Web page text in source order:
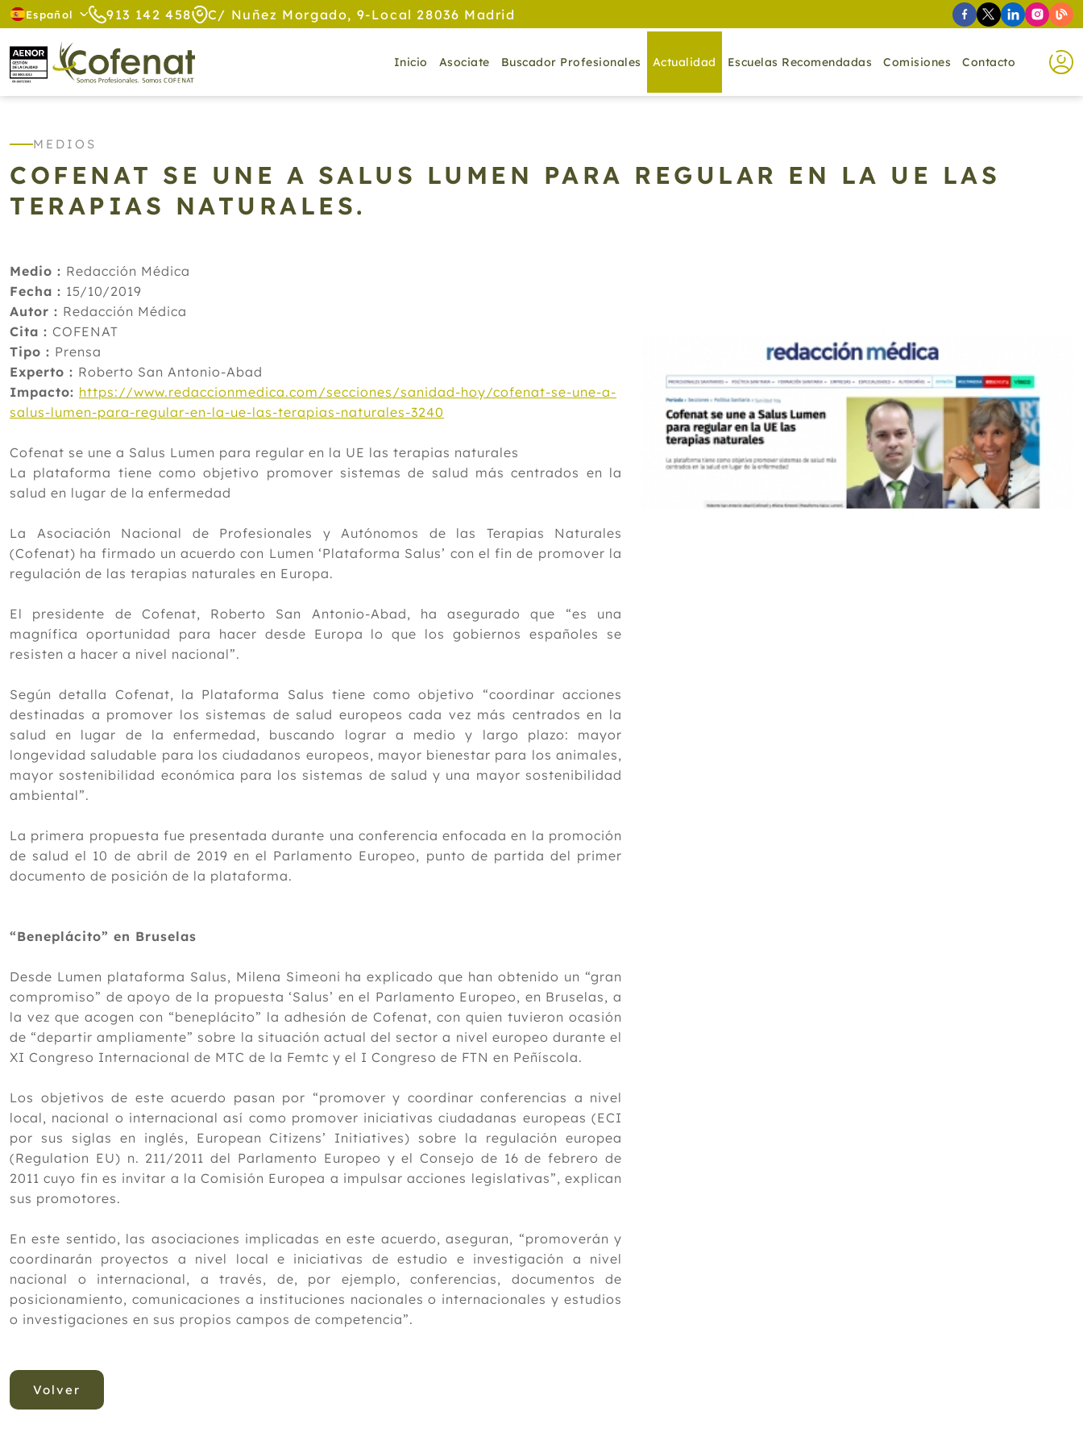
Español 913 142 458 C/ Nuñez Morgado, 9-Local 28036 Madrid
Inicio Asociate Buscador Profesionales Actualidad Escuelas Recomendadas Comisiones Contacto
MEDIOS
COFENAT SE UNE A SALUS LUMEN PARA REGULAR EN LA UE LAS
TERAPIAS NATURALES.
Medio : Redacción Médica
Fecha : 15/10/2019
Autor : Redacción Médica
Cita : COFENAT
Tipo : Prensa
Experto : Roberto San Antonio-Abad
Impacto: https://www.redaccionmedica.com/secciones/sanidad-hoy/cofenat-se-une-a-
salus-lumen-para-regular-en-la-ue-las-terapias-naturales-3240
Cofenat se une a Salus Lumen para regular en la UE las terapias naturales
La plataforma tiene como objetivo promover sistemas de salud más centrados en la
salud en lugar de la enfermedad
La Asociación Nacional de Profesionales y Autónomos de las Terapias Naturales
(Cofenat) ha firmado un acuerdo con Lumen ‘Plataforma Salus’ con el fin de promover la
regulación de las terapias naturales en Europa.
El presidente de Cofenat, Roberto San Antonio-Abad, ha asegurado que “es una
magnífica oportunidad para hacer desde Europa lo que los gobiernos españoles se
resisten a hacer a nivel nacional”.
Según detalla Cofenat, la Plataforma Salus tiene como objetivo “coordinar acciones
destinadas a promover los sistemas de salud europeos cada vez más centrados en la
salud en lugar de la enfermedad, buscando lograr a medio y largo plazo: mayor
longevidad saludable para los ciudadanos europeos, mayor bienestar para los animales,
mayor sostenibilidad económica para los sistemas de salud y una mayor sostenibilidad
ambiental”.
La primera propuesta fue presentada durante una conferencia enfocada en la promoción
de salud el 10 de abril de 2019 en el Parlamento Europeo, punto de partida del primer
documento de posición de la plataforma.
“Beneplácito” en Bruselas
Desde Lumen plataforma Salus, Milena Simeoni ha explicado que han obtenido un “gran
compromiso” de apoyo de la propuesta ‘Salus’ en el Parlamento Europeo, en Bruselas, a
la vez que acogen con “beneplácito” la adhesión de Cofenat, con quien tuvieron ocasión
de “departir ampliamente” sobre la situación actual del sector a nivel europeo durante el
XI Congreso Internacional de MTC de la Femtc y el I Congreso de FTN en Peñíscola.
Los objetivos de este acuerdo pasan por “promover y coordinar conferencias a nivel
local, nacional o internacional así como promover iniciativas ciudadanas europeas (ECI
por sus siglas en inglés, European Citizens’ Initiatives) sobre la regulación europea
(Regulation EU) n. 211/2011 del Parlamento Europeo y el Consejo de 16 de febrero de
2011 cuyo fin es invitar a la Comisión Europea a impulsar acciones legislativas”, explican
sus promotores.
En este sentido, las asociaciones implicadas en este acuerdo, aseguran, “promoverán y
coordinarán proyectos a nivel local e iniciativas de estudio e investigación a nivel
nacional o internacional, a través, de, por ejemplo, conferencias, documentos de
posicionamiento, comunicaciones a instituciones nacionales o internacionales y estudios
o investigaciones en sus propios campos de competencia”.
Volver